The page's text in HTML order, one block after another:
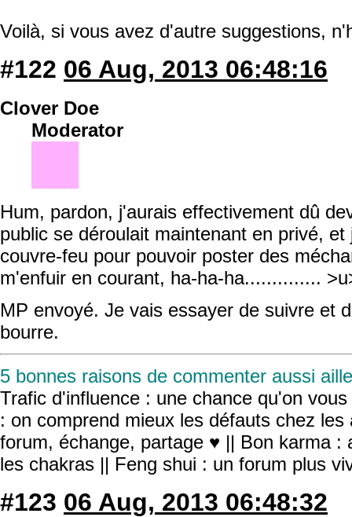
Voilà, si vous avez d'autre suggestions,
#122 06 Aug, 2013 06:48:16
Clover Doe
Moderator
Hum, pardon, j'aurais effectivement dû
public se déroulait maintenant en privé,
couvre-feu pour pouvoir poster des
m'enfuir en courant, ha-ha-ha..............
MP envoyé. Je vais essayer de suivre et
bourre.
5 bonnes raisons de commenter aussi
Trafic d'influence : une chance qu'on
: on comprend mieux les défauts chez
forum, échange, partage ♥ || Bon karma :
les chakras || Feng shui : un forum plus
#123 06 Aug, 2013 06:48:32